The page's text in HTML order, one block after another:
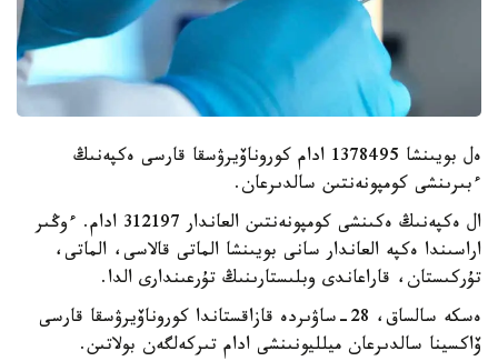
ەل بويىنشا 1378495 ادام كوروناۆيرۋسقا قارسى ەكپەنىڭ
ءبىرىنشى كومپونەنتىن سالدىرعان.
ال ەكپەنىڭ ەكىنشى كومپونەنتىن العاندار 312197 ادام. ءوڭىر
اراسىندا ەكپە العاندار سانى بويىنشا الماتى قالاسى، الماتى،
تۇركىستان، قاراعاندى وبلىستارىنىڭ تۇرعىندارى الدا.
ەسكە سالساق، 28-ساۋىردە قازاقستاندا كوروناۆيرۋسقا قارسى
ۆاكسينا سالدىرعان ميلليونىنشى ادام تىركەلگەن بولاتىن.